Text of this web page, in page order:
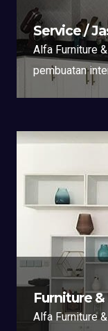
Service /
Alfa Furniture
pembuatan
Furniture
Alfa Furniture